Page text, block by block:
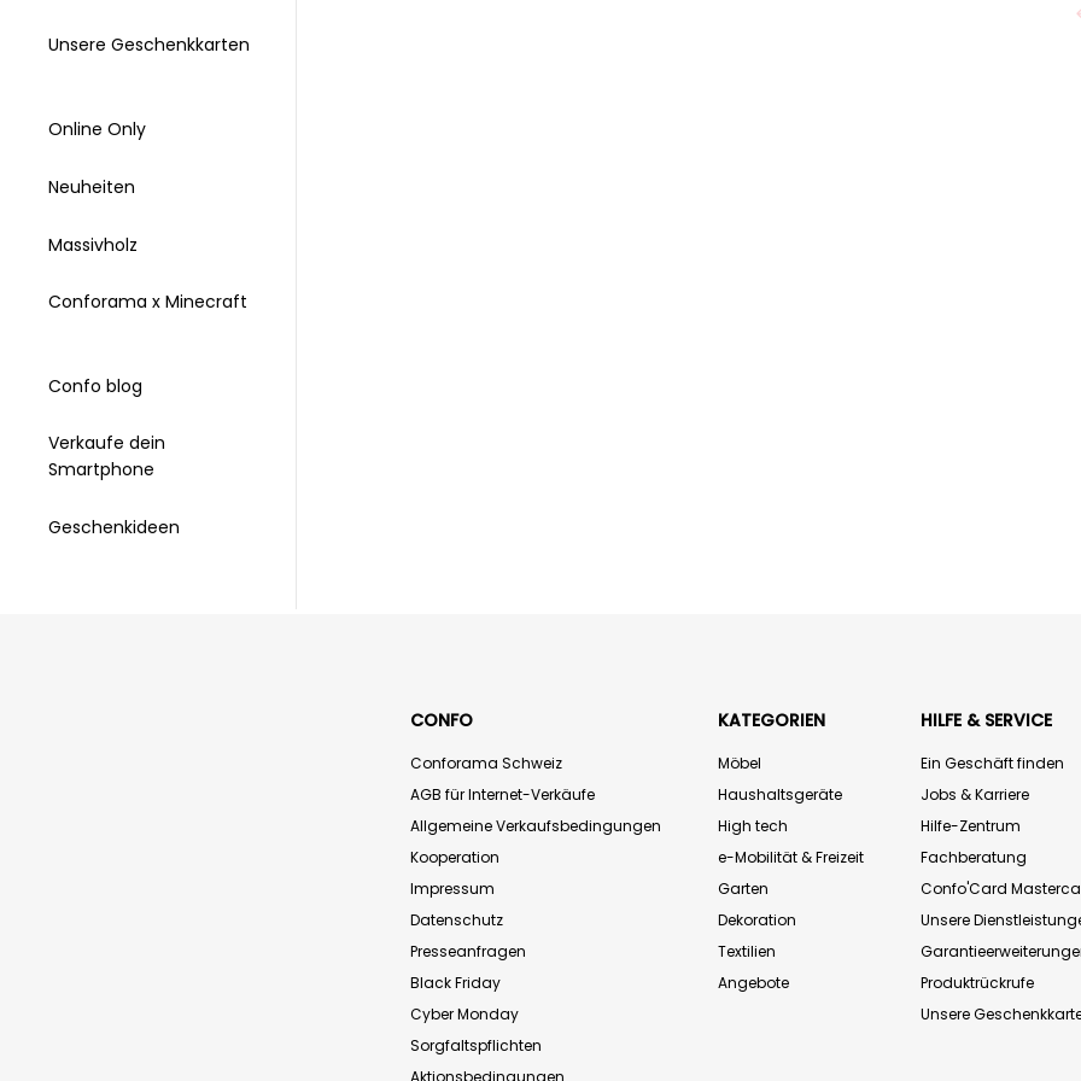
Unsere Geschenkkarten
Online Only
Neuheiten
Massivholz
Conforama x Minecraft
Confo blog
Verkaufe dein
Smartphone
Geschenkideen
CONFO
Conforama Schweiz
AGB für Internet-Verkäufe
Allgemeine Verkaufsbedingungen
Kooperation
Impressum
Datenschutz
Presseanfragen
Black Friday
Cyber Monday
Sorgfaltspflichten
KATEGORIEN
Möbel
Haushaltsgeräte
High tech
e-Mobilität & Freizeit
Garten
Dekoration
Textilien
Angebote
HILFE & SERVICE
Ein Geschäft finden
Jobs & Karriere
Hilfe-Zentrum
Fachberatung
Confo'Card
Unsere
Produktrückrufe
Unsere